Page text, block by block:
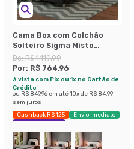
Cama Box com Colchão
Solteiro Sigma Misto
(22x88x188) Branco e Cinza
De:R$ 1.119,99
Por: R$ 764,96
à vista com Pix ou 1x no Cartão de
Crédito
ou R$ 849,96 em até10x de R$ 84,99
sem juros
Cashback R$ 125
Envio Imediato
Exclusivo Mobly